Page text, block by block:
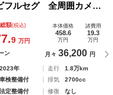
ルセグ 全周囲カメ
ドスポットモニター
Ｄヘッド パワーシー
額(税込)
9 万円
本体価格
458.6
万円
諸費用
19.3
万円
ン 月々 36,200 円
2023年 走行
1.8万km
車検整備付 排気
2700cc
法定整備付 修復
なし